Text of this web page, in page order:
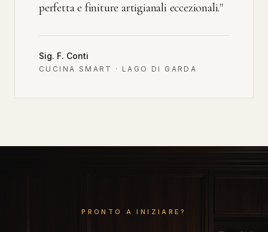
perfetta e finiture artigianali eccezionali."
Sig. F. Conti
CUCINA SMART · LAGO DI GARDA
PRONTO A INIZIARE?